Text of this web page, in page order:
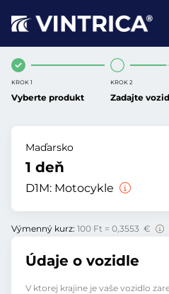
KROK 1
Vyberte produkt
KROK 2
Zadajte
Maďarsko
1 deň
D1M: Motocykle
Výmenný kurz: 100 Ft = 0,3553 €
Údaje o vozidle
V ktorej krajine je vaše vozidlo